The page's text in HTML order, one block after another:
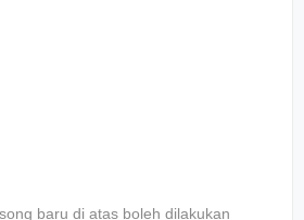
baru di atas boleh dilakukan